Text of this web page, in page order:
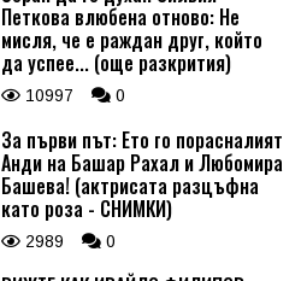
Петкова влюбена отново: Не
мисля, че е раждан друг, който
да успее... (още разкрития)
10997 0
За първи път: Ето го порасналият
Анди на Башар Рахал и Любомира
Башева! (актрисата разцъфна
като роза - СНИМКИ)
2989 0